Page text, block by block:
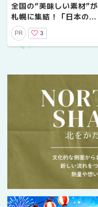
全国の“美味しい素材”が
札幌に集結！「日本の素
材甲子園ichi」7月25日
～26日に開催｜夜はスカ
イランタンも
PR 3